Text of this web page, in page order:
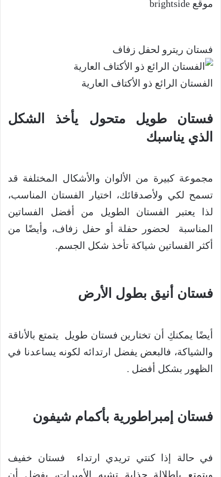
موقع brightside
فستان ريترو لحفل زفاف
الفستان الرائع ذو الأكتاف العارية
فستان طويل متحول يأخذ الشكل
الذي يناسبك
مجموعة كبيرة من الألوان والأشكال المختلفة قد
تسمح لكي ولأصدقائك، اختيار الفستان المناسب،
لذا يعتبر الفستان الطويل من أفضل الفساتين
المناسبة لحضور حفلة أو حفل زفاف، وأيضًا من
أكثر الفساتين شياكة تأخذ شكل الجسم.
فستان أنيق بطول الأرض
أيضًا يمكنكِ أن تختارين فستان طويل يتمتع بالأناقة
والشياكة، فالبعض يفضل ارتدائه لكونه يساعدنا في
الظهور بشكل أفضل .
فستان إمبراطورية بأكمام شيفون
في حالة إذا كنتي تريدي ارتداء فستان خفيف
ويتمتع بإطلالة جذابة تشبه الأميرات، يفضل أن